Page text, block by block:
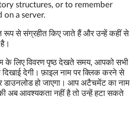
structures, or to remember
on a server.
रूप से संग्रहीत किए जाते हैं और उन्हें कहीं से
लिए विवरण पृष्ठ देखते समय, आपको सभी
देगी। फ़ाइल नाम पर क्लिक करने से
हो जाएगा। आप अटैचमेंट का नाम
अब आवश्यकता नहीं है तो उन्हें हटा सकते